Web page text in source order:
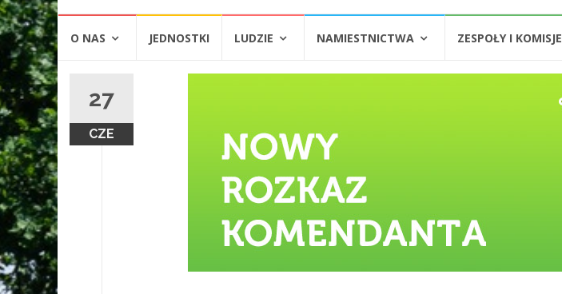
O NAS JEDNOSTKI LUDZIE NAMIESTNICTWA ZESPOŁY I KOMISJE
27
CZE